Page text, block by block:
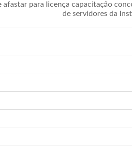
para licença capacitação
de servidores da